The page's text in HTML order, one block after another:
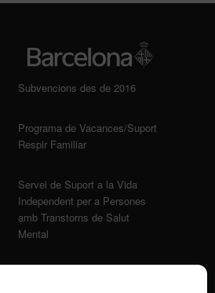
Subvencions des de 2016
Programa de Vacances/Suport
Respir Familiar
Servei de Suport a la Vida
Independent per a Persones
amb Transtorns de Salut
Mental